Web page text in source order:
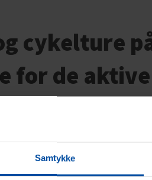
Samtykke
cykelture
for de aktive
af vandre- og cykelruter både
natur. Inde i landet finder
herregårde har ofte store
I kan opleve Mols Bjerge på